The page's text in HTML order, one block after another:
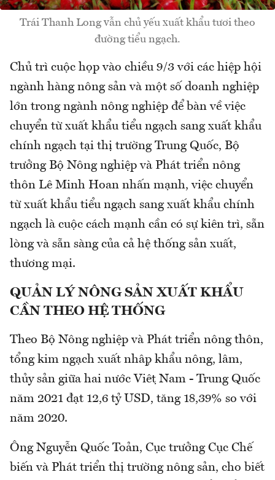
Trái Thanh Long vẫn chủ yếu xuất khẩu tươi theo
đường tiểu ngạch.
Chủ trì cuộc họp vào chiều 9/3 với các hiệp hội
ngành hàng nông sản và một số doanh nghiệp
lớn trong ngành nông nghiệp để bàn về việc
chuyển từ xuất khẩu tiểu ngạch sang xuất khẩu
chính ngạch tại thị trường Trung Quốc, Bộ
trưởng Bộ Nông nghiệp và Phát triển nông
thôn Lê Minh Hoan nhấn mạnh, việc chuyển
từ xuất khẩu tiểu ngạch sang xuất khẩu chính
ngạch là cuộc cách mạnh cần có sự kiên trì, sẵn
lòng và sẵn sàng của cả hệ thống sản xuất,
thương mại.
QUẢN LÝ NÔNG SẢN XUẤT KHẨU
CẦN THEO HỆ THỐNG
Theo Bộ Nông nghiệp và Phát triển nông thôn,
tổng kim ngạch xuất nhập khẩu nông, lâm,
thủy sản giữa hai nước Việt Nam - Trung Quốc
năm 2021 đạt 12,6 tỷ USD, tăng 18,39% so với
năm 2020.
Ông Nguyễn Quốc Toản, Cục trưởng Cục Chế
biến và Phát triển thị trường nông sản, cho biết